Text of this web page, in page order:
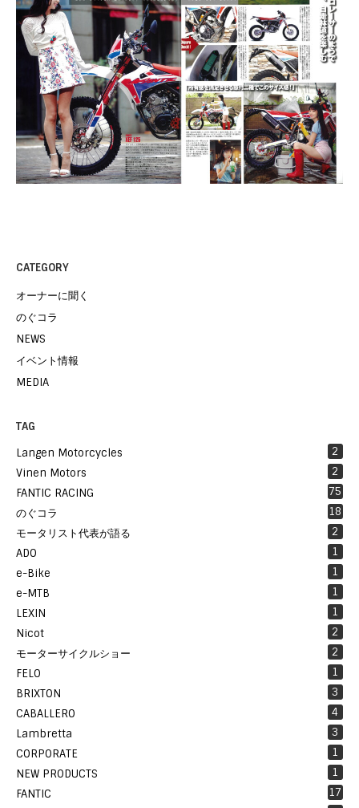
CATEGORY
オーナーに聞く
のぐコラ
NEWS
イベント情報
MEDIA
TAG
Langen Motorcycles
2
Vinen Motors
2
FANTIC RACING
75
のぐコラ
18
モータリスト代表が語る
2
ADO
1
e-Bike
1
e-MTB
1
LEXIN
1
Nicot
2
モーターサイクルショー
2
FELO
1
BRIXTON
3
CABALLERO
4
Lambretta
3
CORPORATE
1
NEW PRODUCTS
1
FANTIC
17